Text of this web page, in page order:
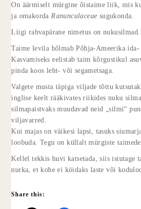
On äärmiselt mürgine õistaime liik, mis
ja omakorda Ranunculaceae sugukonda.
Liigi rahvapärane nimetus on nukusilmad.
Taime levila hõlmab Põhja-Ameerika ida-
Kasvamiseks eelistab taim kõrgustikul
pinda koos leht- või segametsaga.
Valgete musta täpiga viljade tõttu
inglise keelt rääkivates riikides nuku
silmapaistvaks muudavad neid „silmi“
viljavarred.
Kui majas on väikesi lapsi, tasuks
loobuda. Tegu on küllalt mürgiste
Kellel tekkis huvi katsetada, siis istutage
nurka, et kohe ei köidaks laste või
Share this: